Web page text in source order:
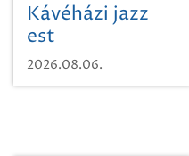
Kávéházi jazz
est
2026.08.06.